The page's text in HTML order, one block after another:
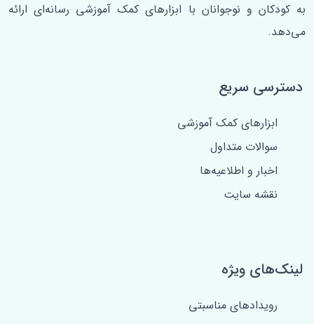
به کودکان و نوجوانان با ابزارهای کمک آموزشی رسانه‌ای ارائه
می‌دهد.
دسترسی سریع
ابزارهای کمک آموزشی
سوالات متداول
اخبار و اطلاعیه‌ها
نقشه سایت
لینک‌های ویژه
رویدادهای مناسبتی